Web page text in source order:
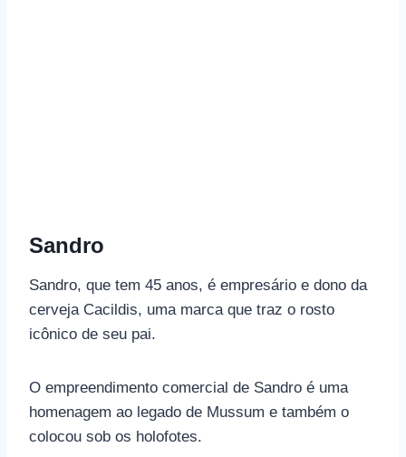
Sandro
Sandro, que tem 45 anos, é empresário e dono da
cerveja Cacildis, uma marca que traz o rosto
icônico de seu pai.
O empreendimento comercial de Sandro é uma
homenagem ao legado de Mussum e também o
colocou sob os holofotes.